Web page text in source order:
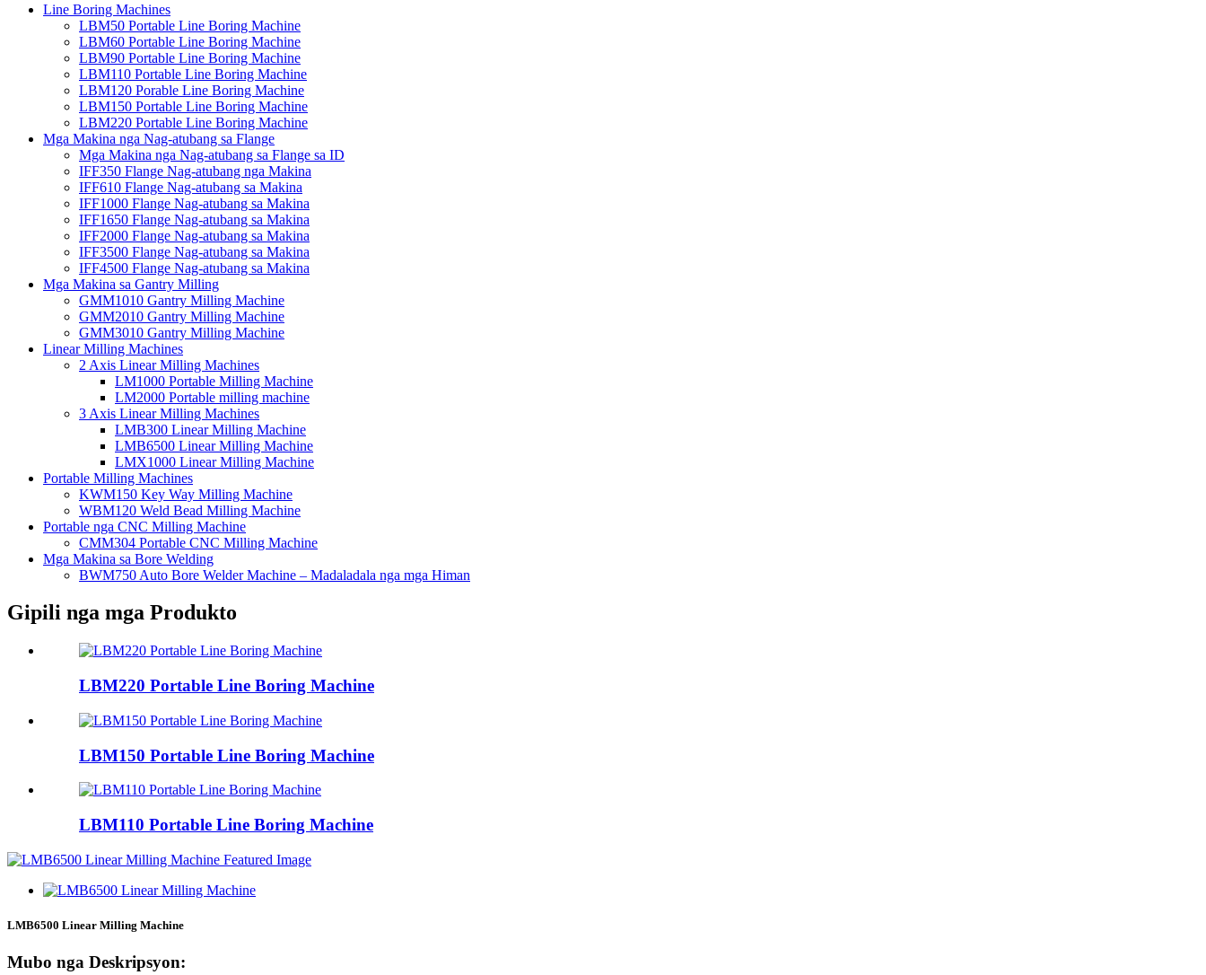
Line Boring Machines
LBM50 Portable Line Boring Machine
LBM60 Portable Line Boring Machine
LBM90 Portable Line Boring Machine
LBM110 Portable Line Boring Machine
LBM120 Porable Line Boring Machine
LBM150 Portable Line Boring Machine
LBM220 Portable Line Boring Machine
Mga Makina nga Nag-atubang sa Flange
Mga Makina nga Nag-atubang sa Flange sa ID
IFF350 Flange Nag-atubang nga Makina
IFF610 Flange Nag-atubang sa Makina
IFF1000 Flange Nag-atubang sa Makina
IFF1650 Flange Nag-atubang sa Makina
IFF2000 Flange Nag-atubang sa Makina
IFF3500 Flange Nag-atubang sa Makina
IFF4500 Flange Nag-atubang sa Makina
Mga Makina sa Gantry Milling
GMM1010 Gantry Milling Machine
GMM2010 Gantry Milling Machine
GMM3010 Gantry Milling Machine
Linear Milling Machines
2 Axis Linear Milling Machines
LM1000 Portable Milling Machine
LM2000 Portable milling machine
3 Axis Linear Milling Machines
LMB300 Linear Milling Machine
LMB6500 Linear Milling Machine
LMX1000 Linear Milling Machine
Portable Milling Machines
KWM150 Key Way Milling Machine
WBM120 Weld Bead Milling Machine
Portable nga CNC Milling Machine
CMM304 Portable CNC Milling Machine
Mga Makina sa Bore Welding
BWM750 Auto Bore Welder Machine – Madaladala nga mga Himan
Gipili nga mga Produkto
LBM220 Portable Line Boring Machine
LBM150 Portable Line Boring Machine
LBM110 Portable Line Boring Machine
LMB6500 Linear Milling Machine
Mubo nga Deskripsyon: